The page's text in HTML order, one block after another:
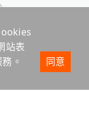
站表
。
同意